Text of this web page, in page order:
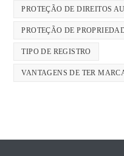
PROTEÇÃO DE DIREITOS
PROTEÇÃO DE
TIPO DE REGISTRO
VANTAGENS DE TER